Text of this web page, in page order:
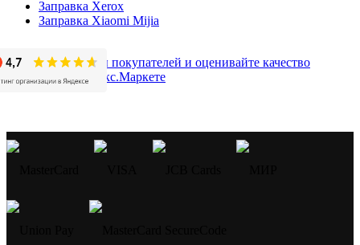
Заправка Xerox
Заправка Xiaomi Mijia